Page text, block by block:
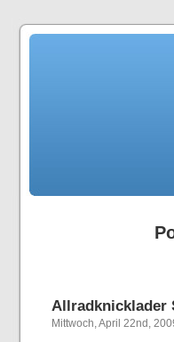
Allradknicklader
Mittwoch, April 22nd,